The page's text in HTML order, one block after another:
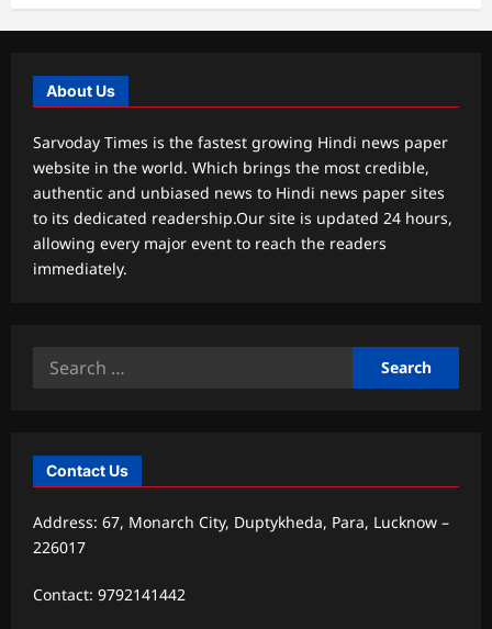
About Us
Sarvoday Times is the fastest growing Hindi news paper
website in the world. Which brings the most credible,
authentic and unbiased news to Hindi news paper sites
to its dedicated readership.Our site is updated 24 hours,
allowing every major event to reach the readers
immediately.
Search
Contact Us
Address: 67, Monarch City, Duptykheda, Para, Lucknow –
226017
Contact: 9792141442